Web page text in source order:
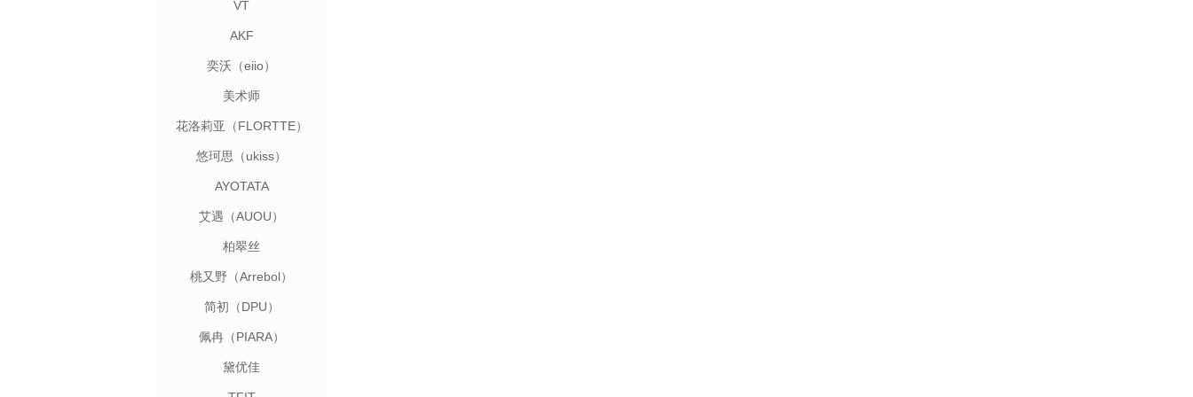
VT
AKF
奕沃（eiio）
美术师
花洛莉亚（FLORTTE）
悠珂思（ukiss）
AYOTATA
艾遇（AUOU）
柏翠丝
桃又野（Arrebol）
简初（DPU）
佩冉（PIARA）
黛优佳